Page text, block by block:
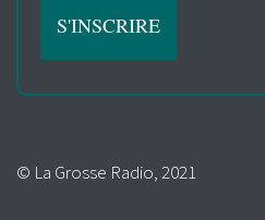
© La Grosse Radio, 2021